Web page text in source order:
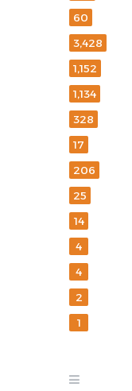
60
3٬428
1٬152
1٬134
328
17
206
25
14
4
4
2
1